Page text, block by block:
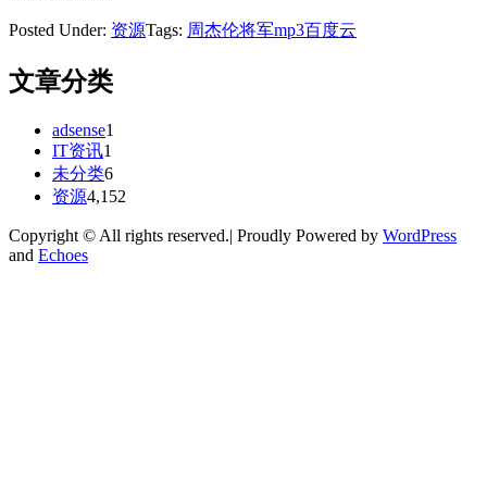
Posted Under: 资源Tags: 周杰伦将军mp3百度云
文章分类
adsense1
IT资讯1
未分类6
资源4,152
Copyright © All rights reserved.| Proudly Powered by WordPress
and Echoes